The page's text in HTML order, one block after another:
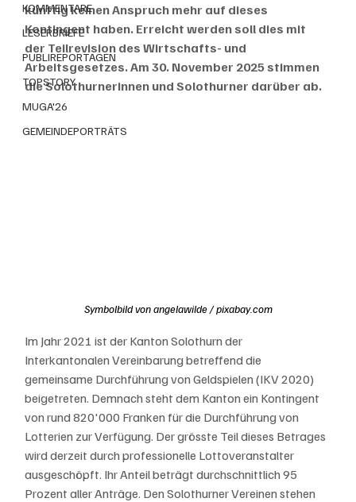
KOMMENTARE
LESERBRIEFE
PUBLIREPORTAGEN
TOPSTORY
MUGA'26
GEMEINDEPORTRÄTS
künftig keinen Anspruch mehr auf dieses
Kontingent haben. Erreicht werden soll dies mit
der Teilrevision des Wirtschafts- und
Arbeitsgesetzes. Am 30. November 2025 stimmen
die Solothurnerinnen und Solothurner darüber ab.
Symbolbild von angelawilde / pixabay.com
Im Jahr 2021 ist der Kanton Solothurn der
Interkantonalen Vereinbarung betreffend die
gemeinsame Durchführung von Geldspielen (IKV 2020)
beigetreten. Demnach steht dem Kanton ein Kontingent
von rund 820'000 Franken für die Durchführung von
Lotterien zur Verfügung. Der grösste Teil dieses Betrages
wird derzeit durch professionelle Lottoveranstalter
ausgeschöpft. Ihr Anteil beträgt durchschnittlich 95
Prozent aller Anträge. Den Solothurner Vereinen stehen